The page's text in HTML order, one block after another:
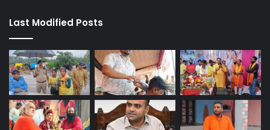
Last Modified Posts